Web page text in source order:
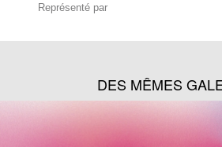
Représenté par
DES MÊMES